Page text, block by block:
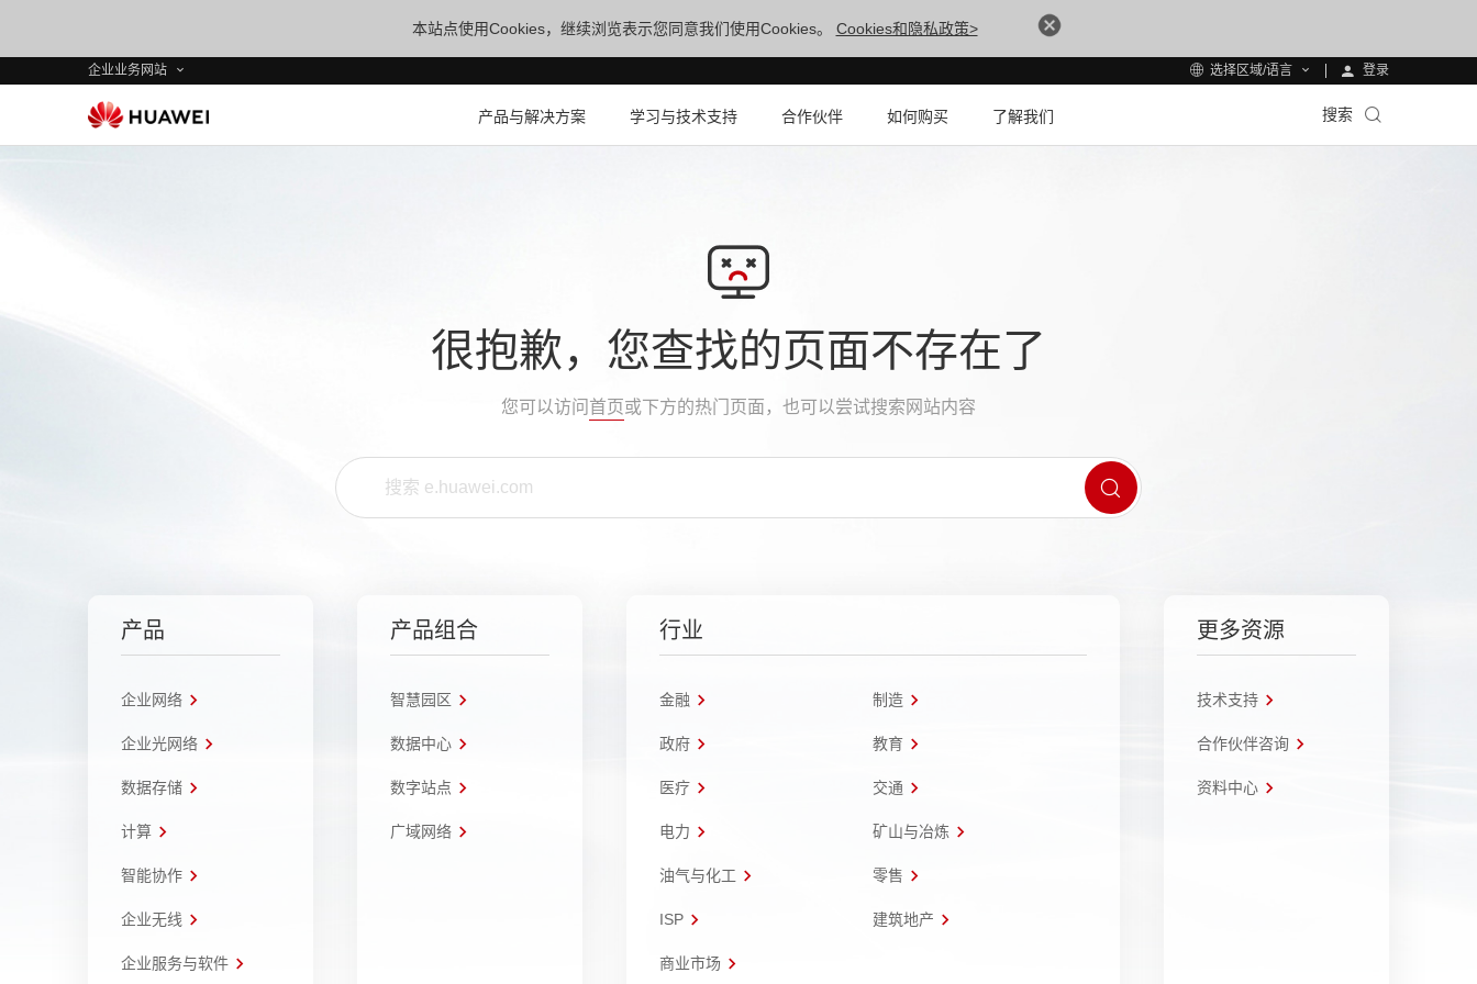
本站点使用Cookies，继续浏览表示您同意我们使用Cookies。 Cookies和隐私政策>
企业业务网站 选择区域/语言 登录
产品与解决方案 学习与技术支持 合作伙伴 如何购买 了解我们 搜索
很抱歉，您查找的页面不存在了
您可以访问 首页或下方的热门页面，也可以尝试搜索网站内容
产品
企业网络
企业光网络
数据存储
计算
智能协作
企业无线
企业服务与软件
产品组合
智慧园区
数据中心
数字站点
广域网络
行业
金融 制造
政府 教育
医疗 交通
电力 矿山与冶炼
油气与化工 零售
ISP 建筑地产
商业市场
更多资源
技术支持
合作伙伴咨询
资料中心